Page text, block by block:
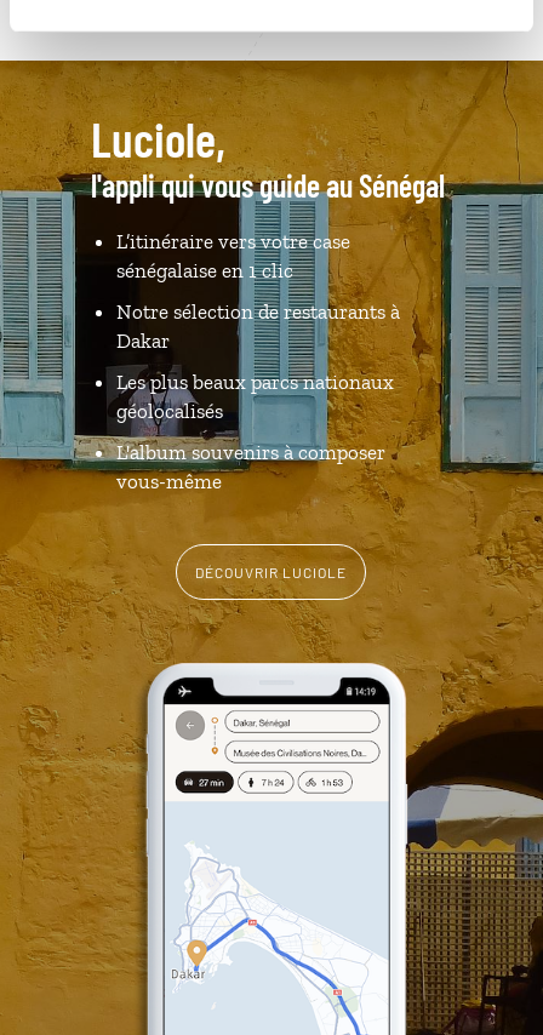
Luciole,
l'appli qui vous guide au Sénégal
L’itinéraire vers votre case
sénégalaise en 1 clic
Notre sélection de restaurants à
Dakar
Les plus beaux parcs nationaux
géolocalisés
L'album souvenirs à composer
vous-même
DÉCOUVRIR LUCIOLE